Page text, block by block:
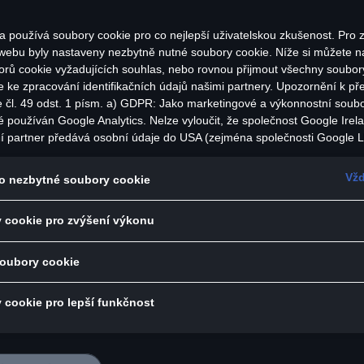
s krátkými rukávy a kulatým výstřihem
na vnitřní straně v oblasti šíje
modrá
bavlna
používá soubory cookie pro co nejlepší uživatelskou zkušenost. Pro
byly nastaveny nezbytně nutné soubory cookie. Níže si můžete
cookie vyžadujících souhlas, nebo rovnou přijmout všechny
ke zpracování identifikačních údajů našimi partnery. Upozornění k
čl. 49 odst. 1 písm. a) GDPR: Jako marketingové a výkonnostní
používán Google Analytics. Nelze vyloučit, že společnost Google
partner předává osobní údaje do USA (zejména společnosti Google
rozhodnutí Evropské komise o odpovídající ochraně. Z toho pro vás
protože v USA nemůžete účinně uplatnit svá práva subjektu údajů,
orgány USA získat přístup k údajům, přičemž zásahy do
a svobod nejsou omezeny na absolutně nezbytný rozsah. Pokud
cookie pro marketingové účely nebo výkonnostních souborů
služeb v USA, vyjadřujete tím zároveň v souladu s čl. 49 odst. 1
s předáváním osobních údajů obsažených v příslušných
k souborům cookie používaným pro Google Analytics najdete v
je Porsche Česká republika s.r.o. Podrobné informace o
nezbytné soubory cookie
cookie pro zvýšení výkonu
cookie
cookie pro lepší funkčnost